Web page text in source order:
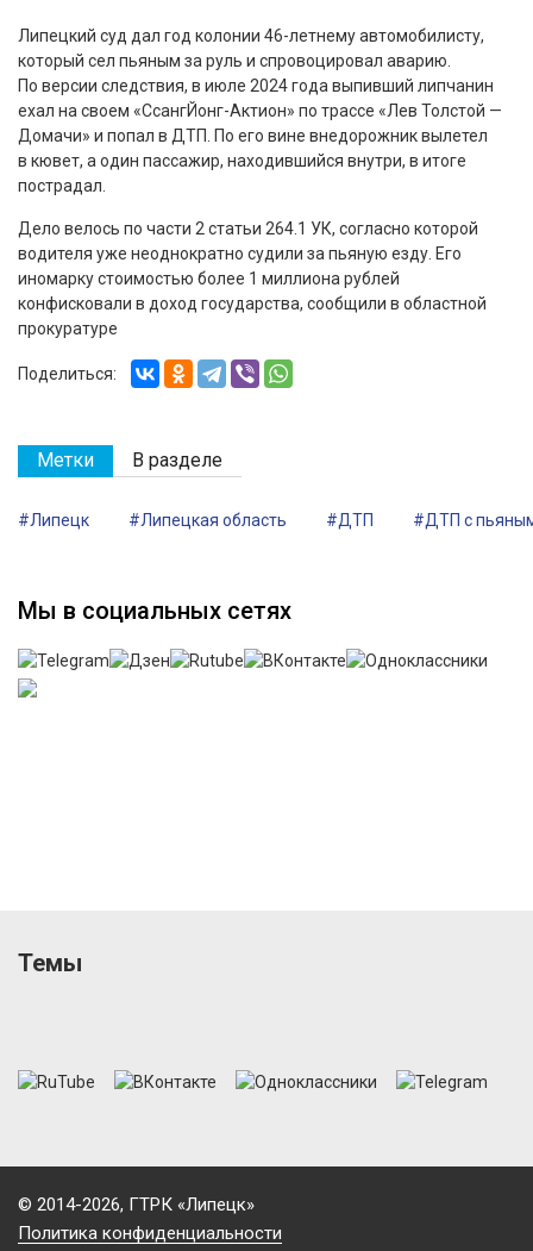
Липецкий суд дал год колонии 46-летнему автомобилисту,
который сел пьяным за руль и спровоцировал аварию.
По версии следствия, в июле 2024 года выпивший липчанин
ехал на своем «СсангЙонг-Актион» по трассе «Лев Толстой —
Домачи» и попал в ДТП. По его вине внедорожник вылетел
в кювет, а один пассажир, находившийся внутри, в итоге
пострадал.
Дело велось по части 2 статьи 264.1 УК, согласно которой
водителя уже неоднократно судили за пьяную езду. Его
иномарку стоимостью более 1 миллиона рублей
конфисковали в доход государства, сообщили в областной
прокуратуре
Поделиться:
Метки В разделе
#Липецк #Липецкая область #ДТП #ДТП с
Мы в социальных сетях
Темы
© 2014-2026, ГТРК «Липецк»
Политика конфиденциальности